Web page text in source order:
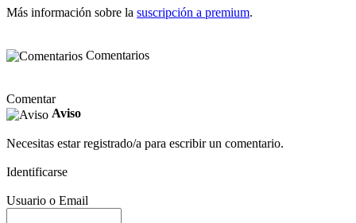
Más información sobre la suscripción a premium.
Comentarios
Comentar
Aviso
Necesitas estar registrado/a para escribir un comentario.
Identificarse
Usuario o Email